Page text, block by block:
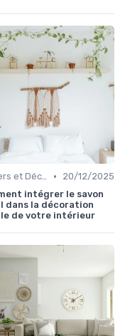
Stickers et Décalcomanies Muraux •
20/12/2025
intégrer le savon
dans la décoration
de votre intérieur